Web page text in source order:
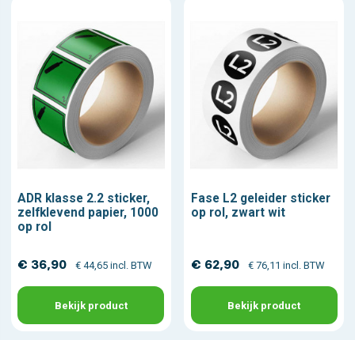
ADR klasse 2.2 sticker,
zelfklevend papier, 1000
op rol
€ 36,90 € 44,65 incl. BTW
Bekijk product
Fase L2 geleider sticker
op rol, zwart wit
€ 62,90 € 76,11 incl. BTW
Bekijk product